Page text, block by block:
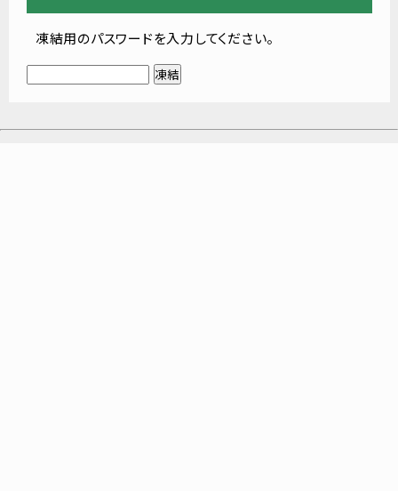
凍結用のパスワードを入力してください。